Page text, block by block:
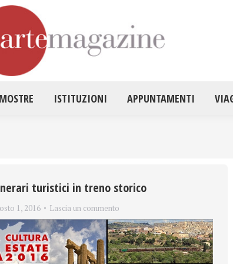
MOSTRE ISTITUZIONI APPUNTAMENTI
turistici in treno storico
1, 2016 Lascia un commento
HOME